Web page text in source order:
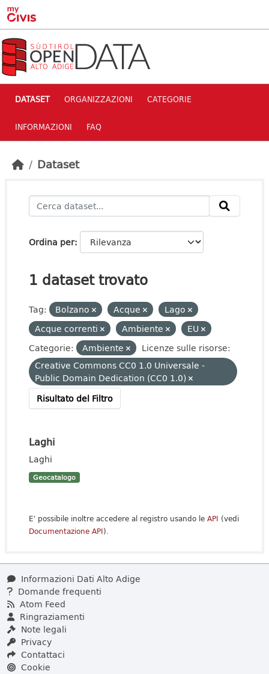
Skip to main content
DATASET ORGANIZZAZIONI CATEGORIE
INFORMAZIONI FAQ
Dataset
Ordina per
1 dataset trovato
Tag: Bolzano Acque
Lago
Acque correnti
Ambiente
EU
Categorie:
Ambiente
Licenze sulle risorse:
Creative Commons CC0 1.0 Universale -
Public Domain Dedication (CC0 1.0)
Risultato del Filtro
Laghi
Laghi
Geocatalogo
E' possibile inoltre accedere al registro usando le API (vedi
Documentazione API).
Informazioni Dati Alto Adige
Domande frequenti
Atom Feed
Ringraziamenti
Note legali
Privacy
Contattaci
Cookie